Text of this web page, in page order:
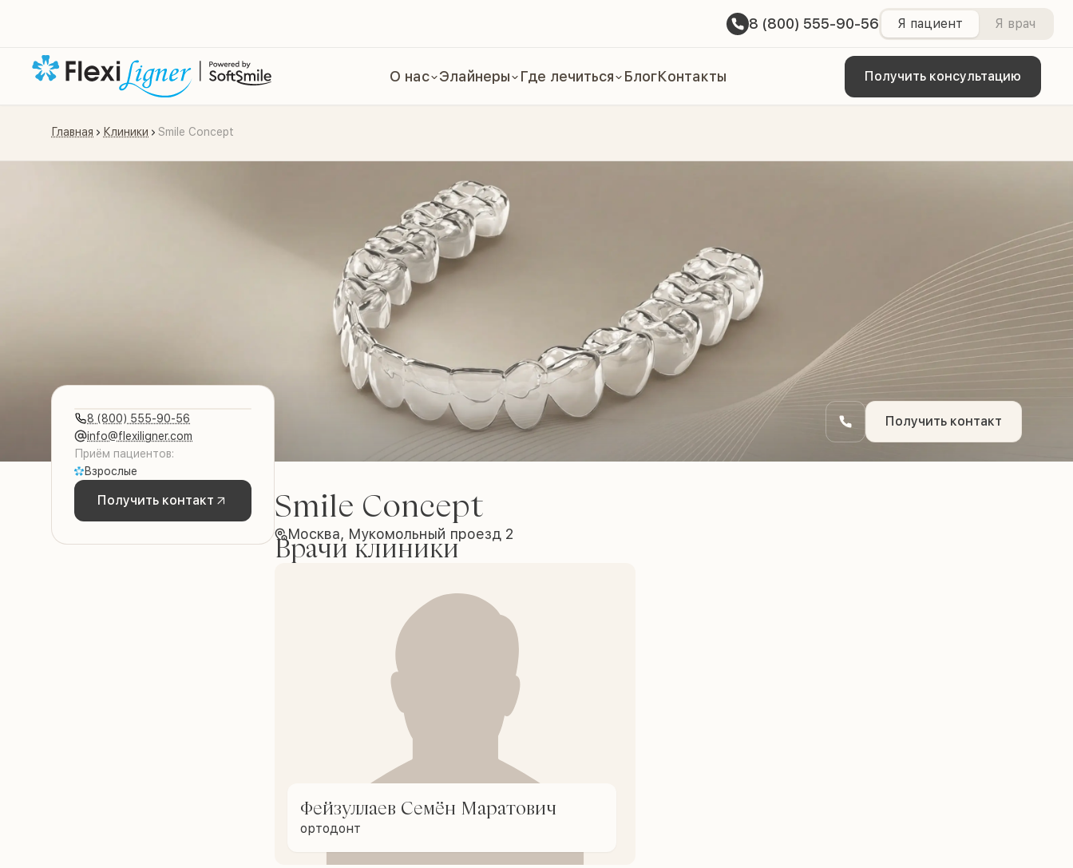
8 (800) 555-90-56 Я пациент Я врач
О нас Элайнеры Где лечиться БлогКонтакты Получить консультацию
Главная Клиники Smile Concept
Получить контакт
8 (800) 555-90-56
info@flexiligner.com
Приём пациентов:
Взрослые
Получить контакт Smile Concept
Москва, Мукомольный проезд 2
Врачи клиники
Фейзуллаев Семён Маратович
ортодонт